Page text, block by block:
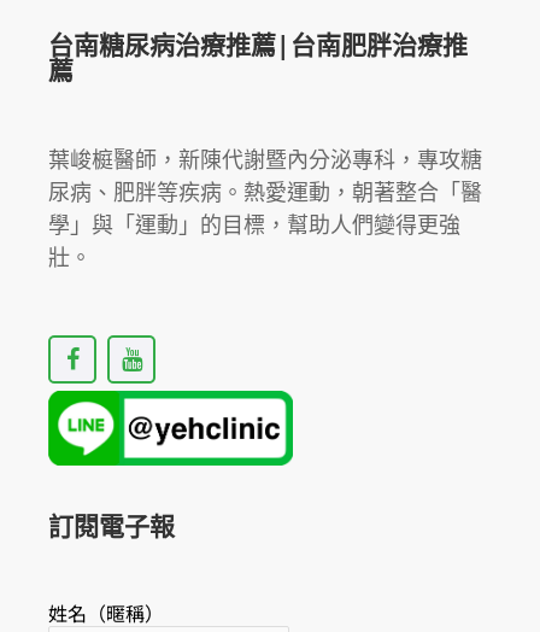
到
與
台南糖尿病治療推薦|台南肥胖治療推
薦
葉峻榳醫師，新陳代謝暨內分泌專科，專攻糖
尿病、肥胖等疾病。熱愛運動，朝著整合「醫
學」與「運動」的目標，幫助人們變得更強
壯。
F
a
c
e
b
o
k
Y
o
u
t
u
b
訂閱電子報
姓名（暱稱）